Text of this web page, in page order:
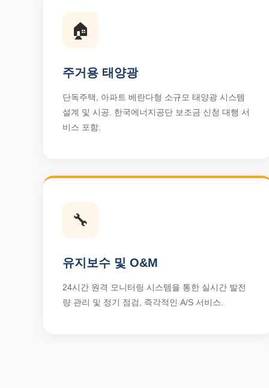
🏠
주거용 태양광
단독주택, 아파트 베란다형 소규모 태양광 시스템
설계 및 시공. 한국에너지공단 보조금 신청 대행 서
비스 포함.
🔧
유지보수 및 O&M
24시간 원격 모니터링 시스템을 통한 실시간 발전
량 관리 및 정기 점검, 즉각적인 A/S 서비스.